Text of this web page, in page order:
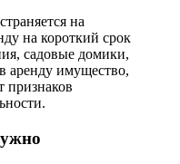
на
на короткий срок
садовые домики,
аренду имущество,
признаков